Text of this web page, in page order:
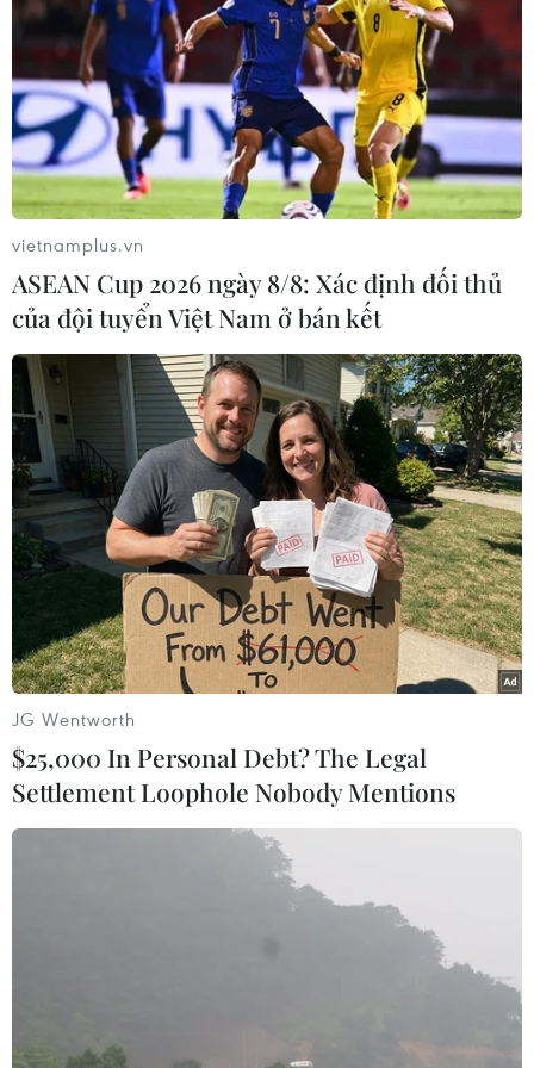
bảo vệ cơ thể hay không.
Hỏi đáp COVID-19: Điều trị cho
F0 tại nhà cần thực hiện những gì?
18/09/2021 01:11
Để thực hiện trạng thái bình thường mới, khi đã đạt độ
phủ vaccine, Bộ Y tế đã ban hành hướng dẫn về việc
cách ly, điều trị cho F0 tại nhà, sau khi đã thực hiện
sàng lọc nguy cơ lây lan ra cộng đồng.
vietnamplus.vn
ASEAN Cup 2026 ngày 8/8: Xác định đối thủ
của đội tuyển Việt Nam ở bán kết
JG Wentworth
$25,000 In Personal Debt? The Legal
Settlement Loophole Nobody Mentions